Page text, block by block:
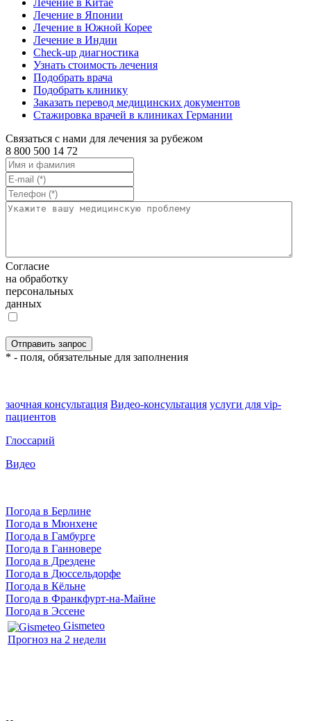
Лечение в Китае
Лечение в Японии
Лечение в Южной Корее
Лечение в Индии
Check-up диагностика
Узнать стоимость лечения
Подобрать врача
Подобрать клинику
Заказать перевод медицинских документов
Стажировка врачей в клиниках Германии
Связаться с нами для лечения за рубежом
8 800 500 14 72
Согласие
на обработку
персональных
данных
* - поля, обязательные для заполнения
заочная консультация Видео-консультация услуги для vip-
пациентов
Глоссарий
Видео
Погода в Берлине
Погода в Мюнхене
Погода в Гамбурге
Погода в Ганновере
Погода в Дрездене
Погода в Дюссельдорфе
Погода в Кёльне
Погода в Франкфурт-на-Майне
Погода в Эссене
Gismeteo
Прогноз на 2 недели